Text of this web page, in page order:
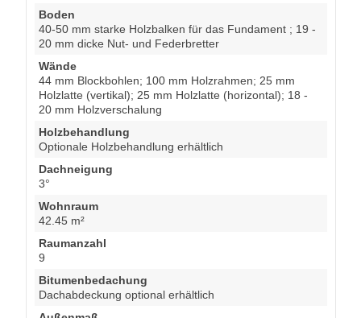
Boden
40-50 mm starke Holzbalken für das Fundament ; 19 -
20 mm dicke Nut- und Federbretter
Wände
44 mm Blockbohlen; 100 mm Holzrahmen; 25 mm
Holzlatte (vertikal); 25 mm Holzlatte (horizontal); 18 -
20 mm Holzverschalung
Holzbehandlung
Optionale Holzbehandlung erhältlich
Dachneigung
3°
Wohnraum
42.45 m²
Raumanzahl
9
Bitumenbedachung
Dachabdeckung optional erhältlich